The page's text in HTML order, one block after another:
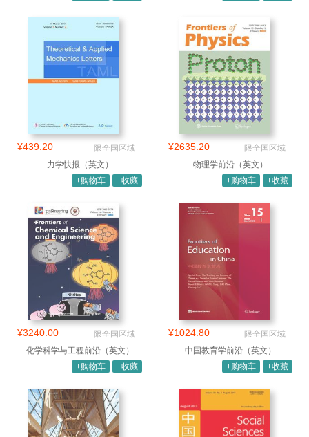
¥439.20
限全国区域
力学快报（英文）
+购物车
+收藏
¥2635.20
限全国区域
物理学前沿（英文）
+购物车
+收藏
¥3240.00
限全国区域
化学科学与工程前沿（英文）
+购物车
+收藏
¥1024.80
限全国区域
中国教育学前沿（英文）
+购物车
+收藏